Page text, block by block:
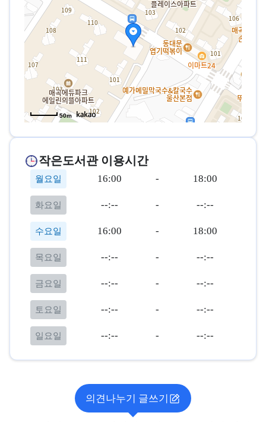
50m
작은도서관 이용시간
월요일 16:00 - 18:00
화요일 --:-- - --:--
수요일 16:00 - 18:00
목요일 --:-- - --:--
금요일 --:-- - --:--
토요일 --:-- - --:--
일요일 --:-- - --:--
의견나누기 글쓰기